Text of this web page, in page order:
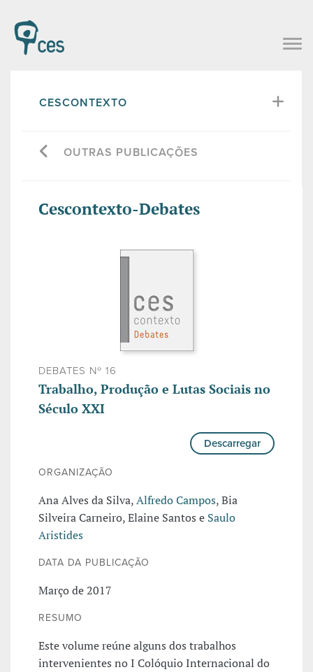
CESCONTEXTO
OUTRAS PUBLICAÇÕES
Cescontexto-Debates
DEBATES Nº 16
Trabalho, Produção e Lutas Sociais no
Século XXI
Descarregar
ORGANIZAÇÃO
Ana Alves da Silva,Alfredo Campos, Bia
Silveira Carneiro, Elaine Santos e Saulo
Aristides
DATA DA PUBLICAÇÃO
Março de 2017
RESUMO
Este volume reúne alguns dos trabalhos
intervenientes no I Colóquio Internacional do